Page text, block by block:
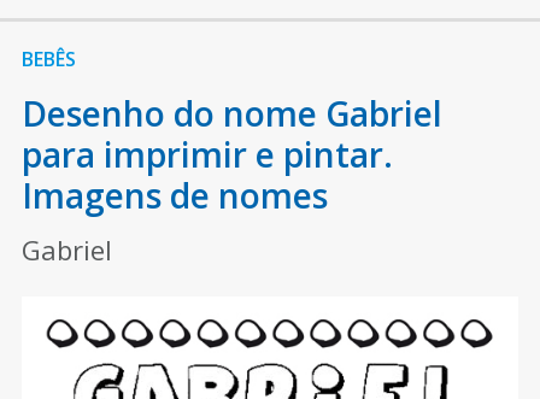
BEBÊS
Desenho do nome Gabriel
para imprimir e pintar.
Imagens de nomes
Gabriel